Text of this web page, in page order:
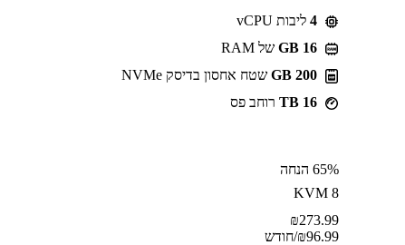
4 ליבות vCPU
GB 16 של RAM
200 GB
שטח אחסון בדיסק NVMe
16 TB
רוחב פס
65% הנחה
KVM 8
273.99
₪
96.99
₪/חודש